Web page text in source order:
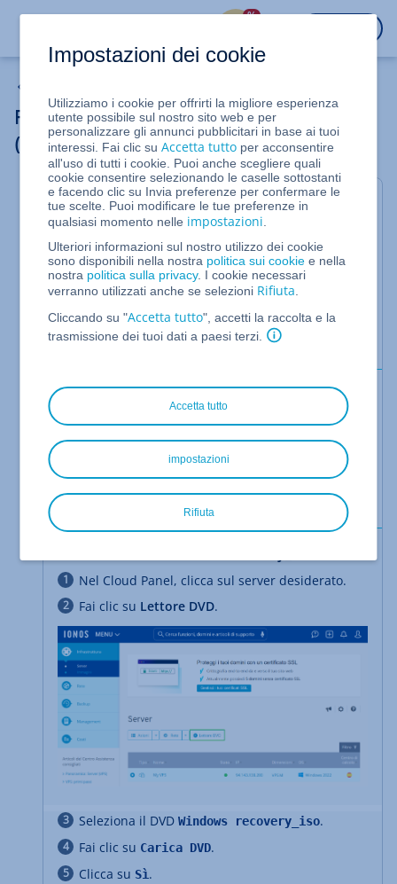
%
Reimpostare la password amministratore
(VPS Windows)
Per VPS Windows con sistema operativo Microsoft
Windows Server 2016, Microsoft Windows Server
Cloud Panel
Questo articolo descrive come reimpostare la
password dell'account amministratore in Microsoft
Windows Server 2016, Microsoft Windows Server
2019 e Microsoft Windows Server 2022.
Requisiti:
Hai effettuato l'accesso al Cloud Panel.
Il server è acceso.
Ti trovi nella sezione
>
Server.
Nel Cloud Panel, clicca sul server desiderato.
Fai clic su Lettore DVD.
Seleziona il DVD Windows recovery_iso.
Fai clic su Carica DVD.
Clicca su Sì.
Impostazioni dei cookie
Utilizziamo i cookie per offrirti la migliore esperienza
utente possibile sul nostro sito web e per
personalizzare gli annunci pubblicitari in base ai tuoi
interessi. Fai clic suAccetta tutto per acconsentire
all'uso di tutti i cookie. Puoi anche scegliere quali
cookie consentire selezionando le caselle sottostanti
e facendo clic su Invia preferenze per confermare le
tue scelte. Puoi modificare le tue preferenze in
qualsiasi momento nelle impostazioni
Ulteriori informazioni sul nostro utilizzo dei cookie
sono disponibili nella nostra politica sui cookie e nella
nostra politica sulla privacy. I cookie necessari
verranno utilizzati anche se selezioni Rifiuta
Cliccando su "Accetta tutto", accetti la raccolta e la
trasmissione dei tuoi dati a paesi terzi.
Accetta tutto
Rifiuta
impostazioni